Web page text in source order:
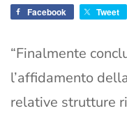
Facebook Tweet
“Finalmente
l’affidamento
relative strutture